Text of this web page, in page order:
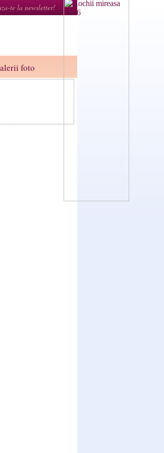
te la newsletter!
foto